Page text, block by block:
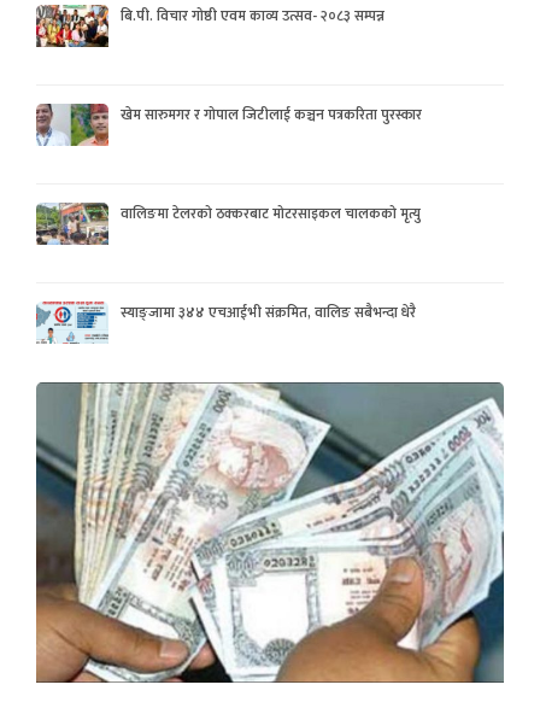
बि.पी. विचार गोष्ठी एवम काव्य उत्सव- २०८३ सम्पन्न
खेम सारुमगर र गोपाल जिटीलाई कञ्चन पत्रकरिता पुरस्कार
वालिङमा टेलरको ठक्करबाट मोटरसाइकल चालकको मृत्यु
स्याङ्जामा ३४४ एचआईभी संक्रमित, वालिङ सबैभन्दा धेरै